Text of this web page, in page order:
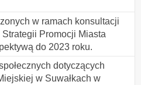
w ramach konsultacji
Promocji Miasta
do 2023 roku.
dotyczących
w Suwałkach w